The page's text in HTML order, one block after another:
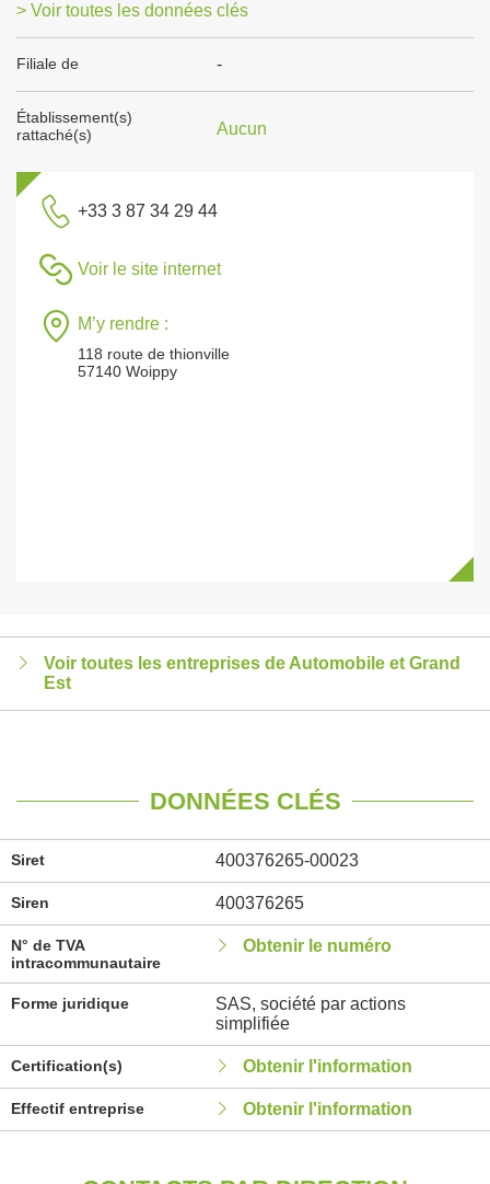
> Voir toutes les données clés
Filiale de -
Établissement(s)
rattaché(s)
Aucun
+33 3 87 34 29 44
Voir le site internet
M’y rendre :
118 route de thionville
57140 Woippy
Voir toutes les entreprises de Automobile et Grand
Est
DONNÉES CLÉS
Siret 400376265-00023
Siren 400376265
N° de TVA
intracommunautaire
Obtenir le numéro
Forme juridique
SAS, société par actions
simplifiée
Certification(s) Obtenir l'information
Effectif entreprise Obtenir l'information